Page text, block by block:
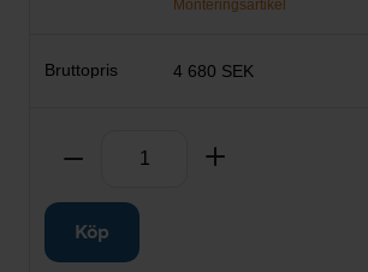
Monteringsartikel
4 680 SEK
Ta bort
Köp